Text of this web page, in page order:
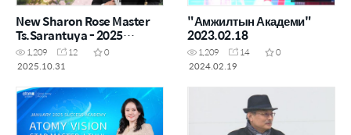
New Sharon Rose Master
Ts.Sarantuya - 2025
October
1,209 12
0
2025.10.31
"Амжилтын Академи"
2023.02.18
1,209 14
0
2024.02.19